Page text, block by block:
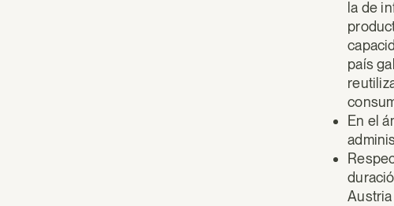
la de
país
En el